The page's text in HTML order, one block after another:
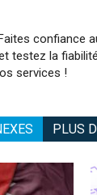
confiance
testez la
services !
PLUS